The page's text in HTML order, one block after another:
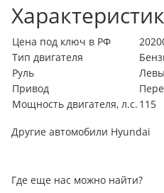
Цена под ключ в РФ
Тип двигателя
Руль
Привод
Мощность двигателя, л.с. 115
Другие автомобили Hyundai
Где еще нас можно найти?